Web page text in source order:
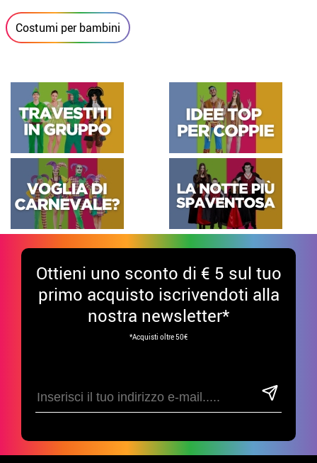
Costumi per bambini
Ottieni uno sconto di € 5 sul tuo
primo acquisto iscrivendoti alla
nostra newsletter*
*Acquisti oltre 50€